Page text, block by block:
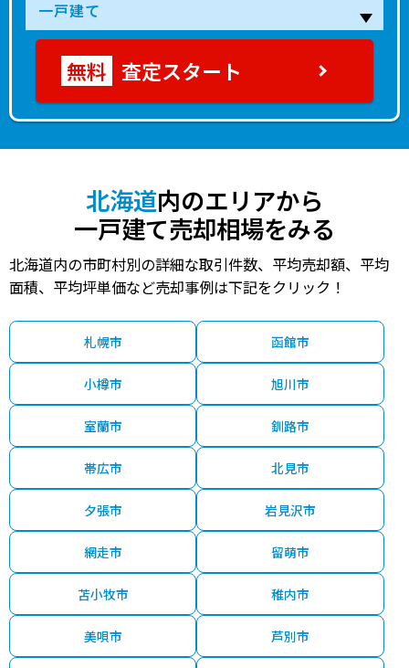
2,200万円 五稜郭 30分 27 年 390.00㎡ 290.00㎡ 2021年第４四
万円 五稜郭 120分 26 年 240.00㎡ 125.00㎡
2,900 桔梗 30分 5 年 470.00㎡ 115.00㎡ 2021年第２四
万円 桔梗 30分 5 年 185.00㎡ 105.00㎡
1,500万円 五稜郭 30分 26 年 180.00㎡ 100.00㎡ 2020年第４四
3,700万円 桔梗 30分 10 年 190.00㎡ 130.00㎡ 2020年第４四
1,900万円 五稜郭 30分 10 年 200.00㎡ 75.00㎡ 2020年第３四
査定スタート
北海道内のエリアから
一戸建て売却相場をみる
北海道内の市町村別の詳細な取引件数、平均売却額、平均
面積、平均坪単価など売却事例は下記をクリック！
札幌市 函館市
小樽市 旭川市
室蘭市 釧路市
帯広市 北見市
夕張市 岩見沢市
網走市 留萌市
苫小牧市 稚内市
美唄市 芦別市